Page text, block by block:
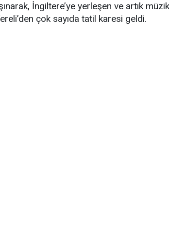
İngiltere’ye yerleşen ve artık
çok sayıda tatil karesi geldi.